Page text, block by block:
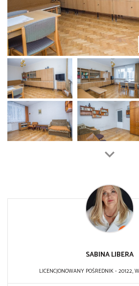
SABINA LIBERA
LICENCJONOWANY POŚREDNIK - 20122,